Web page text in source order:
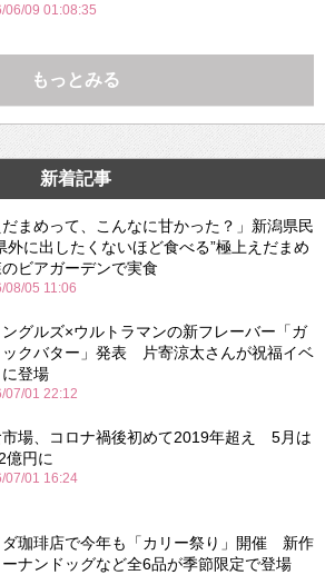
06/09 01:08:35
もっとみる
新着記事
だまめって、こんなに甘かった？」新潟県民
外に出したくないほど食べる”極上えだまめ
ビアガーデンで実食
08/05 11:06
ングルズ×ウルトラマンの新フレーバー「ガ
ックバター」発表 片寄涼太さんが祝福イベ
に登場
07/01 22:12
市場、コロナ禍後初めて2019年超え 5月は
億円に
07/01 16:24
ダ珈琲店で今年も「カリー祭り」開催 新作
ーナンドッグなど全6品が季節限定で登場